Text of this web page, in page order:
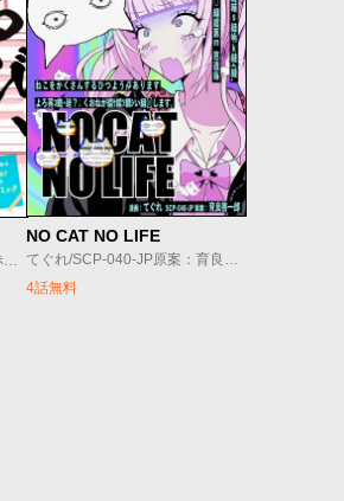
赤見かるび･Crazy Raccoon/赤坂アカ･しろまんた/しろまんた
NO CAT NO LIFE
4話無料